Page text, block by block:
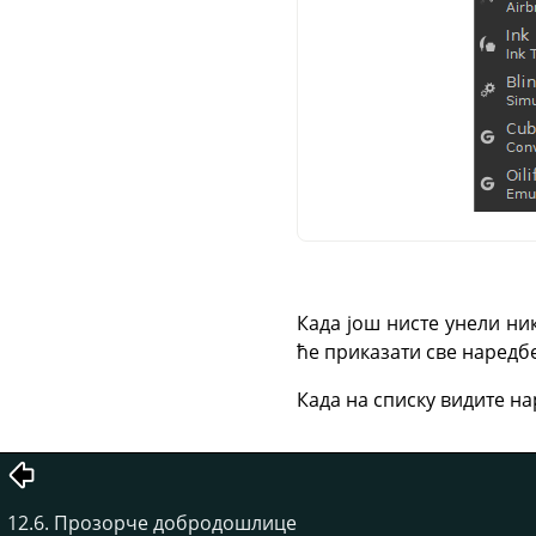
Када још нисте унели
ће приказати све
Када на списку видите
12.6. Прозорче добродошлице